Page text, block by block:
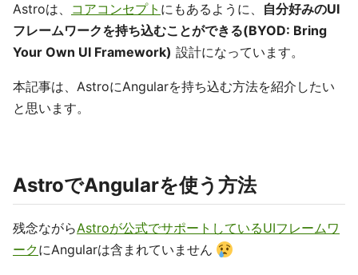
Astroは、 コアコンセプト にもあるように、 自分好みのUI
フレームワークを持ち込むことができる(BYOD: Bring
Your Own UI Framework) 設計になっています。
本記事は、AstroにAngularを持ち込む方法を紹介したい
と思います。
AstroでAngularを使う方法
残念ながらAstroが公式でサポートしているUIフレームワ
ークにAngularは含まれていません